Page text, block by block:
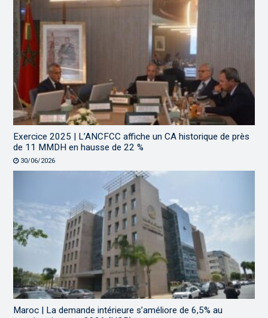
Exercice 2025 | L’ANCFCC affiche un CA historique de près
de 11 MMDH en hausse de 22 %
30/06/2026
Maroc | La demande intérieure s’améliore de 6,5% au